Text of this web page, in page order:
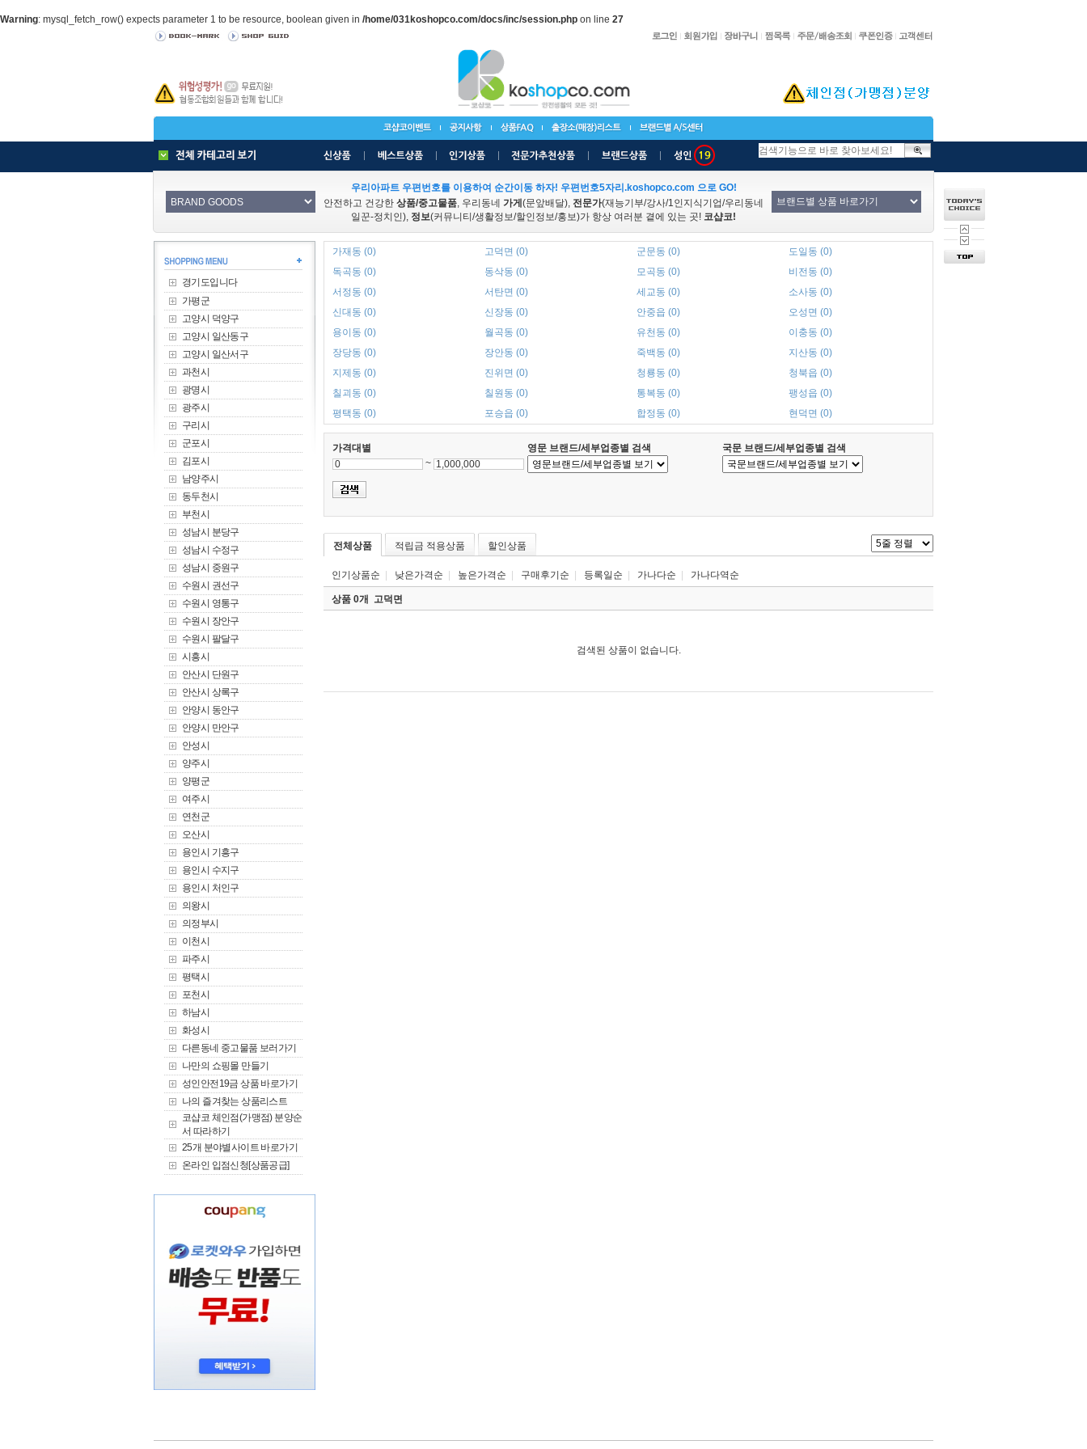
Warning: mysql_fetch_row() expects parameter 1 to be resource, boolean given in /home/031koshopco.com/docs/inc/session.php on line 27
우리아파트 우편번호를 이용하여 순간이동 하자! 우편번호5자리.koshopco.com 으로 GO!
안전하고 건강한 상품/중고물품, 우리동네 가게 (문앞배달), 전문가(재능기부/강사/1인지식기업/우리동네
일꾼-정치인), 정보(커뮤니티/생활정보/할인정보/홍보)가 항상 여러분 곁에 있는 곳! 코샵코!
경기도입니다
가평군
고양시 덕양구
고양시 일산동구
고양시 일산서구
과천시
광명시
광주시
구리시
군포시
김포시
남양주시
동두천시
부천시
성남시 분당구
성남시 수정구
성남시 중원구
수원시 권선구
수원시 영통구
수원시 장안구
수원시 팔달구
시흥시
안산시 단원구
안산시 상록구
안양시 동안구
안양시 만안구
안성시
양주시
양평군
여주시
연천군
오산시
용인시 기흥구
용인시 수지구
용인시 처인구
의왕시
의정부시
이천시
파주시
평택시
포천시
하남시
화성시
다른동네 중고물품 보러가기
나만의 쇼핑몰 만들기
성인안전19금 상품 바로가기
나의 즐겨찾는 상품리스트
코샵코 체인점(가맹점) 분양순
서 따라하기
25개 분야별사이트 바로가기
온라인 입점신청[상품공급]
가재동 (0) 고덕면 (0) 군문동 (0)
도일동 (0)
독곡동 (0)
동삭동 (0) 모곡동 (0)
비전동 (0)
서정동 (0)
서탄면 (0) 세교동 (0)
소사동 (0)
신대동 (0)
신장동 (0) 안중읍 (0)
오성면 (0)
용이동 (0)
월곡동 (0) 유천동 (0)
이충동 (0)
장당동 (0)
장안동 (0) 죽백동 (0)
지산동 (0)
지제동 (0)
진위면 (0) 청룡동 (0)
청북읍 (0)
칠괴동 (0)
칠원동 (0) 통복동 (0)
팽성읍 (0)
평택동 (0)
포승읍 (0) 합정동 (0) 현덕면 (0)
가격대별 영문 브랜드/세부업종별 검색
국문 브랜드/세부업종별 검색
~
전체상품 적립금 적용상품 할인상품
인기상품순 낮은가격순 높은가격순 구매후기순 등록일순 가나다순 가나다역순
상품 0개 고덕면
검색된 상품이 없습니다.